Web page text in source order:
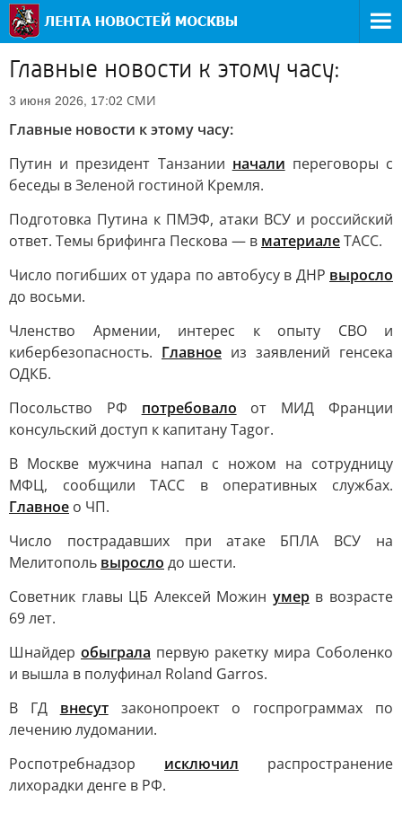
Главные новости к этому часу:
3 июня 2026, 17:02 СМИ
Главные новости к этому часу:
Путин и президент Танзании начали переговоры с
беседы в Зеленой гостиной Кремля.
Подготовка Путина к ПМЭФ, атаки ВСУ и российский
ответ. Темы брифинга Пескова — в материалеТАСС.
Число погибших от удара по автобусу в ДНР выросло
до восьми.
Членство Армении, интерес к опыту СВО и
кибербезопасность. Главное из заявлений генсека
ОДКБ.
Посольство РФ потребовало от МИД Франции
консульский доступ к капитану Tagor.
В Москве мужчина напал с ножом на сотрудницу
МФЦ, сообщили ТАСС в оперативных службах.
Главное о ЧП.
Число пострадавших при атаке БПЛА ВСУ на
Мелитополь выросло до шести.
Советник главы ЦБ Алексей Можин умерв возрасте
69 лет.
Шнайдер обыграла первую ракетку мира Соболенко
и вышла в полуфинал Roland Garros.
В ГД внесутзаконопроект о госпрограммах по
лечению лудомании.
Роспотребнадзор исключил распространение
лихорадки денге в РФ.